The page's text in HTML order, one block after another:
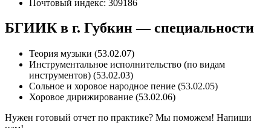
Почтовый индекс: 309186
БГИИК в г. Губкин — специальности
Теория музыки (53.02.07)
Инструментальное исполнительство (по видам
инструментов) (53.02.03)
Сольное и хоровое народное пение (53.02.05)
Хоровое дирижирование (53.02.06)
Нужен готовый отчет по практике? Мы поможем! Напиши